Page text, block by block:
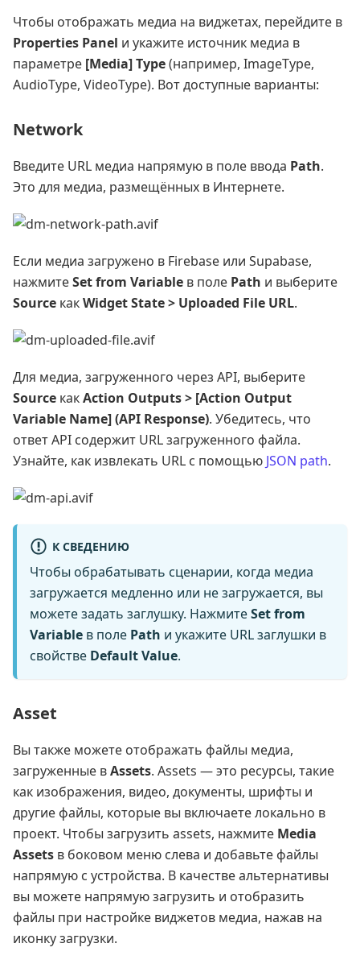
Чтобы отображать медиа на виджетах, перейдите в
Properties Panel и укажите источник медиа в
параметре [Media] Type(например, ImageType,
AudioType, VideoType). Вот доступные варианты:
Network
Введите URL медиа напрямую в поле ввода Path.
Это для медиа, размещённых в Интернете.
Если медиа загружено в Firebase или Supabase,
нажмитеSet from Variable в поле Path и выберите
Source какWidget State > Uploaded File URL.
Для медиа, загруженного через API, выберите
Source какAction Outputs > [Action Output
Variable Name] (API Response). Убедитесь, что
ответ API содержит URL загруженного файла.
Узнайте, как извлекать URL с помощью JSON path.
К СВЕДЕНИЮ
Чтобы обрабатывать сценарии, когда медиа
загружается медленно или не загружается, вы
можете задать заглушку. НажмитеSet from
Variable в поле Path и укажите URL заглушки в
свойстве Default Value.
Asset
Вы также можете отображать файлы медиа,
загруженные вAssets. Assets — это ресурсы, такие
как изображения, видео, документы, шрифты и
другие файлы, которые вы включаете локально в
проект. Чтобы загрузить assets, нажмите Media
Assets в боковом меню слева и добавьте файлы
напрямую с устройства. В качестве альтернативы
вы можете напрямую загрузить и отобразить
файлы при настройке виджетов медиа, нажав на
иконку загрузки.